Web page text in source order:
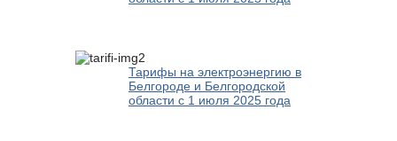
Тарифы на электроэнергию в
Белгороде и Белгородской
области с 1 июля 2025 года